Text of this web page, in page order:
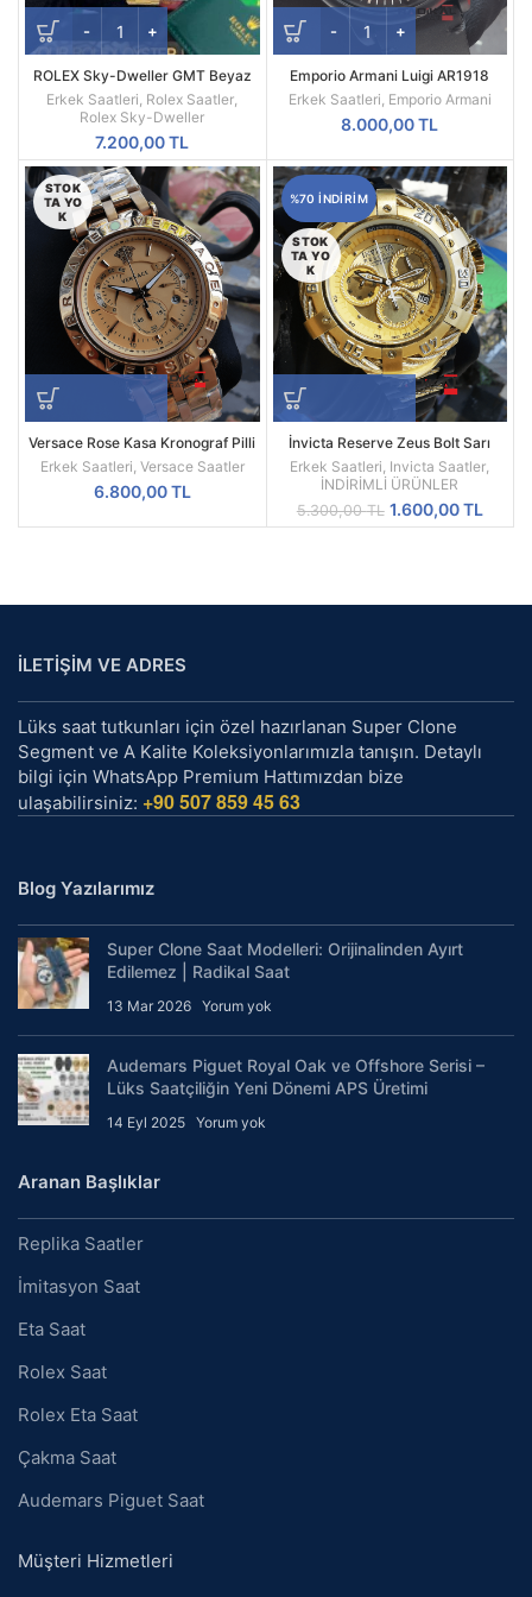
ROLEX Sky-Dweller GMT Beyaz
Kadran Sarı Kasa Erkek Saati
Erkek Saatleri, Rolex Saatler,
Rolex Sky-Dweller
7.200,00TL
Emporio Armani Luigi AR1918
Replika Erkek Kol Saati
Erkek Saatleri, Emporio Armani
8.000,00TL
STOK
TA YO
K
Versace Rose Kasa Kronograf Pilli
Mekanizma Replika Erkek Kol
Saati
Erkek Saatleri Versace Saatler
6.800,00TL
%70 INDIRIM
STOK
TA YO
K
İnvicta Reserve Zeus Bolt Sarı
Kadran Replika Erkek Kol Saati
Erkek Saatleri Invicta Saatler
İNDİRİMLİ ÜRÜNLER
5.300,00TL Orijinal
fiyat:
1.600,00TL
İLETİŞİM VE ADRES
Lüks saat tutkunları için özel hazırlanan Super Clone
Segment ve A Kalite Koleksiyonlarımızla tanışın. Detaylı
bilgi için WhatsApp Premium Hattımızdan bize
ulaşabilirsiniz: +90 507 859 45 63
Blog Yazılarımız
Super Clone Saat Modelleri: Orijinalinden Ayırt
Edilemez | Radikal Saat
13 Mar 2026 Yorum yok
Audemars Piguet Royal Oak ve Offshore Serisi –
Lüks Saatçiliğin Yeni Dönemi APS Üretimi
14 Eyl 2025 Yorum yok
Aranan Başlıklar
Replika Saatler
İmitasyon Saat
Eta Saat
Rolex Saat
Rolex Eta Saat
Çakma Saat
Audemars Piguet Saat
Müşteri Hizmetleri